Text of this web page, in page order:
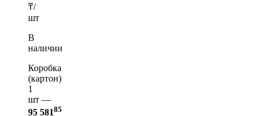
₸/
шт
В
наличии
Коробка
(картон)
1
шт —
95 58185